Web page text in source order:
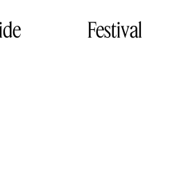
Festival